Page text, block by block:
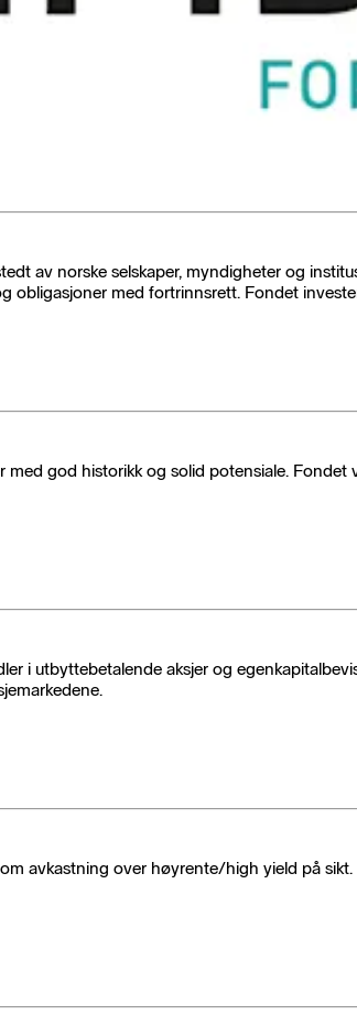
av norske selskaper, myndigheter og
obligasjoner med fortrinnsrett. Fondet
god historikk og solid potensiale.
i utbyttebetalende aksjer og
avkastning over høyrente/high yield på